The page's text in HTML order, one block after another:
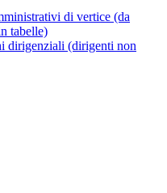
di vertice (da
tabelle)
dirigenziali (dirigenti non